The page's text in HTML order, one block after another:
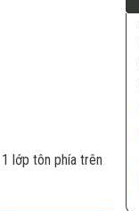
lớp tôn phía trên